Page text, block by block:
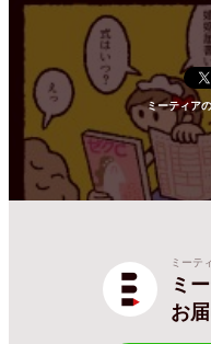
ミーティア
ミーテ
ミ
お